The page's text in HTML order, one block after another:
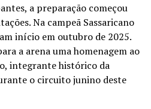
a preparação começou
Na campeã Sassaricano
início em outubro de 2025.
a arena uma homenagem ao
integrante histórico da
o circuito junino deste